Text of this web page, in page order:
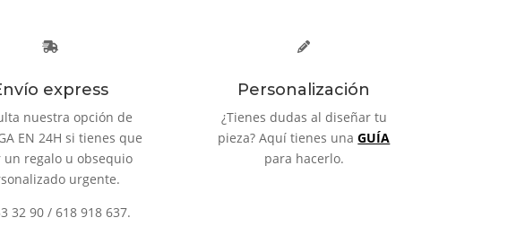
express
nuestra opción de
EN 24H si tienes que
un regalo u obsequio
urgente.
32 90 / 618 918 637.
Personalización
¿Tienes dudas al diseñar tu
pieza? Aquí tienes unaGUÍA
para hacerlo.